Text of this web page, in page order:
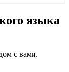
языка
с вами.